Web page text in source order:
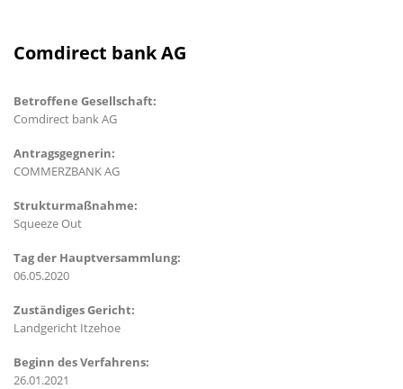
Comdirect bank AG
Betroffene Gesellschaft:
Comdirect bank AG
Antragsgegnerin:
COMMERZBANK AG
Strukturmaßnahme:
Squeeze Out
Tag der Hauptversammlung:
06.05.2020
Zuständiges Gericht:
Landgericht Itzehoe
Beginn des Verfahrens:
26.01.2021